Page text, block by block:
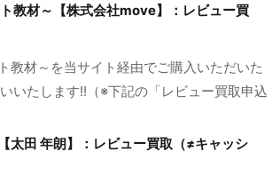
教材～【株式会社move】：レビュー買
教材～を当サイト経由でご購入いただいた
いたします!!（※下記の「レビュー買取申込
太田 年朗】：レビュー買取（≠キャッシ